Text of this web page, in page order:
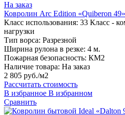
На заказ
Ковролин Arc Edition «Quiberon 49»
Класс использования: 33 Класс -
нагрузки
Тип ворса: Разрезной
Ширина рулона в резке: 4 м.
Пожарная безопасность: КМ2
Наличие товара: На заказ
2 805 руб./м2
Рассчитать стоимость
В избранное В избранном
Сравнить